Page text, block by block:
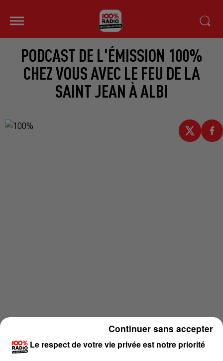
PODCAST DE L'ÉMISSION 100%
CHEZ VOUS AVEC LE FEU DE LA
SAINT JEAN À ALBI
Le respect de votre vie privée est notre priorité
Continuer sans accepter